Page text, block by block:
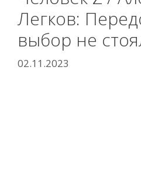
Легков:
выбор не
02.11.2023